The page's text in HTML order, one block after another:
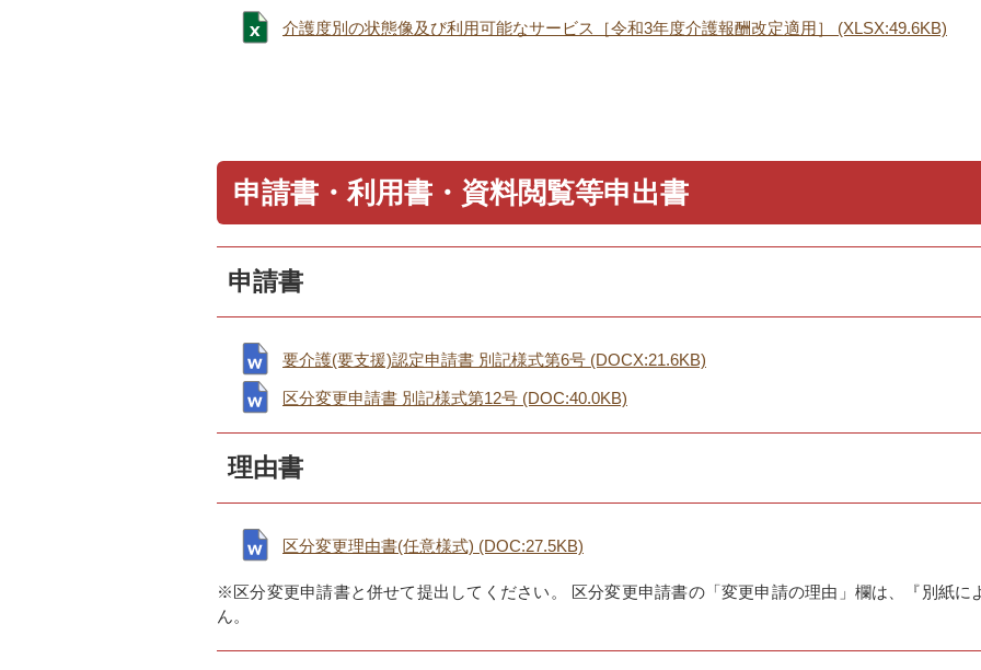
介護度別の状態像及び利用可能なサービス［令和3年度介護報酬改定適用］ (XLSX:49.6KB)
申請書・利用書・資料閲覧等申出書
申請書
要介護(要支援)認定申請書 別記様式第6号 (DOCX:21.6KB)
区分変更申請書 別記様式第12号 (DOC:40.0KB)
理由書
区分変更理由書(任意様式) (DOC:27.5KB)
※区分変更申請書と併せて提出してください。 区分変更申請書の「変更申請の理由」欄は、『別紙に
ん。